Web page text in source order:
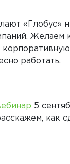
«Глобус»
Желаем
работать.
5
как